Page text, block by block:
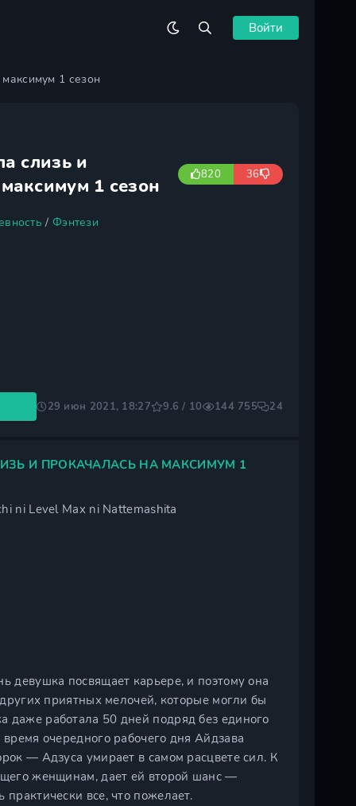
Войти
1 сезон
слизь и
1 сезон
820 36
/ Фэнтези
29 июн 2021, 18:27 9.6 / 10 144 755 24
И ПРОКАЧАЛАСЬ НА МАКСИМУМ 1
ni Level Max ni Nattemashita
девушка посвящает карьере, и поэтому она
приятных мелочей, которые могли бы
даже работала 50 дней подряд без единого
очередного рабочего дня Айдзава
— Адзуса умирает в самом расцвете сил. К
женщинам, дает ей второй шанс —
все, что пожелает.